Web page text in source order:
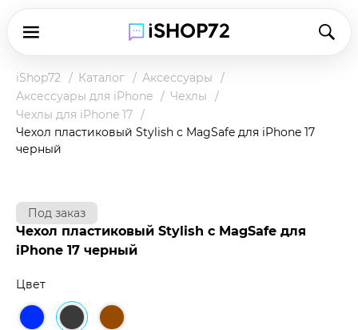
iShop72 Каталог
Аксессуары
Аксессуары для iPhone
Чехлы
Чехлы для iPhone 17
Чехол пластиковый Stylish с MagSafe для iPhone 17
черный
Под заказ
Чехол пластиковый Stylish с MagSafe для
iPhone 17 черный
Цвет